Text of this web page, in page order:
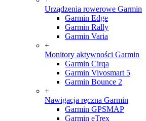
Urządzenia rowerowe Garmin
Garmin Edge
Garmin Rally
Garmin Varia
+
Monitory aktywności Garmin
Garmin Cirqa
Garmin Vivosmart 5
Garmin Bounce 2
+
Nawigacja ręczna Garmin
Garmin GPSMAP
Garmin eTrex